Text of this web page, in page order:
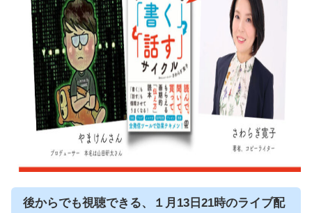
後からでも視聴できる、１月13日21時のライブ配